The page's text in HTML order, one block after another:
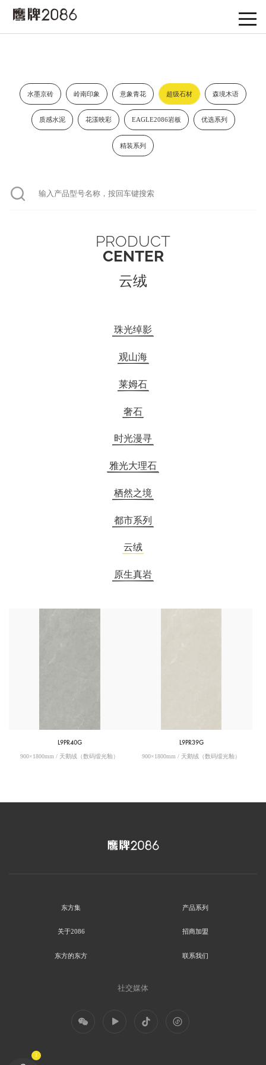
水墨京砖 岭南印象 意象青花 超级石材 森境木语
质感水泥 花漾映彩 EAGLE2086岩板 优选系列
精装系列
PRODUCT
CENTER
云绒
珠光绰影
观山海
莱姆石
奢石
时光漫寻
雅光大理石
栖然之境
都市系列
云绒
原生真岩
L9PR40G
900×1800mm / 天鹅绒（数码缎光釉）
L9PR39G
900×1800mm / 天鹅绒（数码缎光釉）
东方集 产品系列
关于2086 招商加盟
东方的东方 联系我们
社交媒体